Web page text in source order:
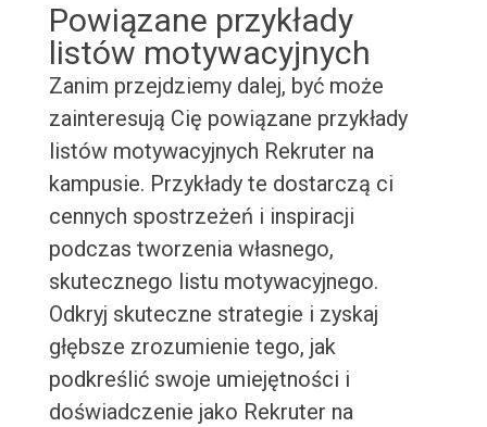
Powiązane przykłady
listów motywacyjnych
Zanim przejdziemy dalej, być może
zainteresują Cię powiązane przykłady
listów motywacyjnych Rekruter na
kampusie. Przykłady te dostarczą ci
cennych spostrzeżeń i inspiracji
podczas tworzenia własnego,
skutecznego listu motywacyjnego.
Odkryj skuteczne strategie i zyskaj
głębsze zrozumienie tego, jak
podkreślić swoje umiejętności i
doświadczenie jako Rekruter na